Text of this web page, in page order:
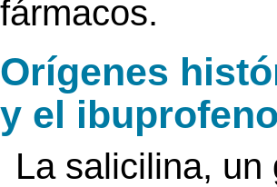
fármacos.
Orígenes
y el ibuprofeno
La salicilina,